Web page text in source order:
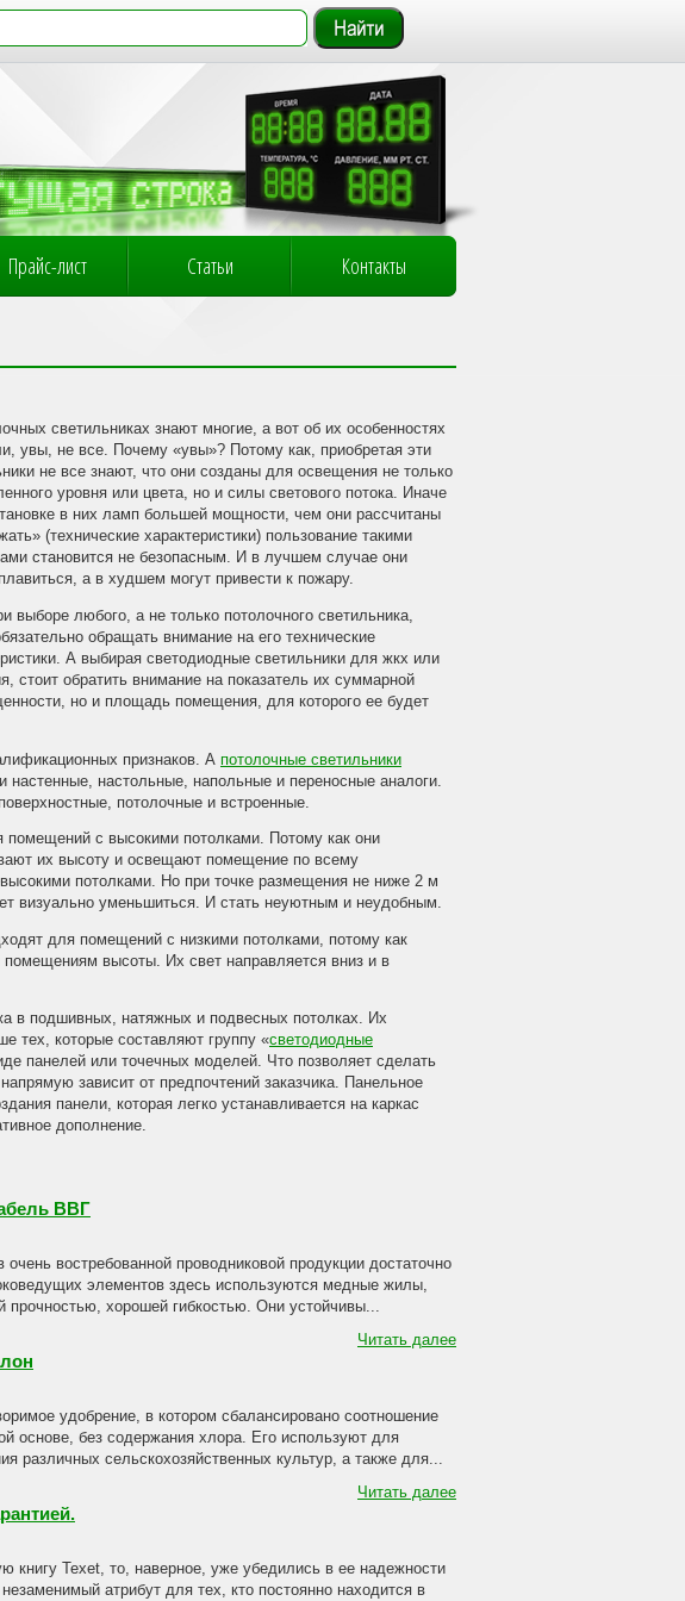
Прайс-лист Статьи Контакты
светильниках знают многие, а вот об их особенностях
увы, не все. Почему «увы»? Потому как, приобретая эти
не все знают, что они созданы для освещения не только
уровня или цвета, но и силы светового потока. Иначе
в них ламп большей мощности, чем они рассчитаны
(технические характеристики) пользование такими
становится не безопасным. И в лучшем случае они
а в худшем могут привести к пожару.
выборе любого, а не только потолочного светильника,
обращать внимание на его технические
А выбирая светодиодные светильники для жкх или
стоит обратить внимание на показатель их суммарной
но и площадь помещения, для которого ее будет
признаков. А потолочные светильники
настольные, напольные и переносные аналоги.
потолочные и встроенные.
с высокими потолками. Потому как они
их высоту и освещают помещение по всему
потолками. Но при точке размещения не ниже 2 м
визуально уменьшиться. И стать неуютным и неудобным.
для помещений с низкими потолками, потому как
высоты. Их свет направляется вниз и в
в подшивных, натяжных и подвесных потолках. Их
тех, которые составляют группу «светодиодные
панелей или точечных моделей. Что позволяет сделать
зависит от предпочтений заказчика. Панельное
панели, которая легко устанавливается на каркас
дополнение.
ВВГ
востребованной проводниковой продукции достаточно
элементов здесь используются медные жилы,
прочностью, хорошей гибкостью. Они устойчивы...
Читать далее
удобрение, в котором сбалансировано соотношение
основе, без содержания хлора. Его используют для
различных сельскохозяйственных культур, а также для...
Читать далее
книгу Texet, то, наверное, уже убедились в ее надежности
атрибут для тех, кто постоянно находится в